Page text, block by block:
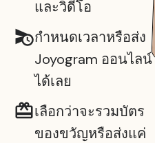
และวิดีโอ
กำหนดเวลาหรือส่ง
Joyogram ออนไลน์
ได้เลย
เลือกว่าจะรวมบัตร
ของขวัญหรือส่งแค่